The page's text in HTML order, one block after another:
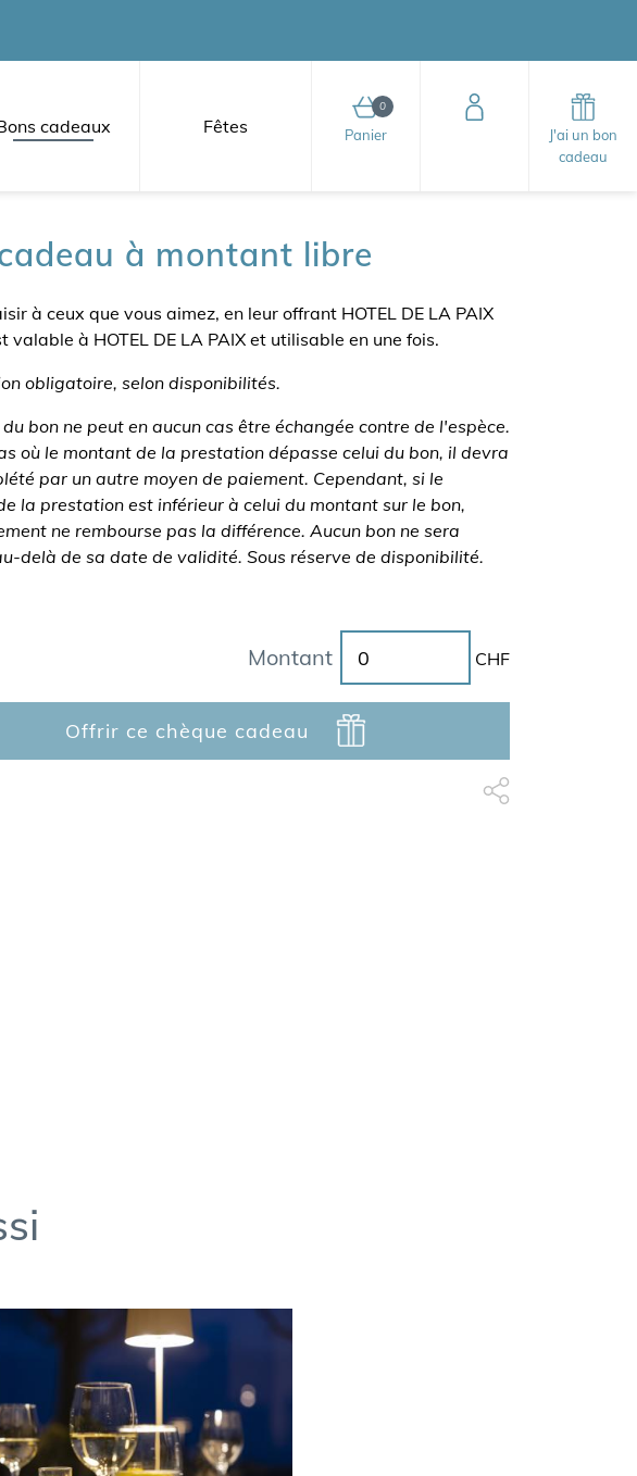
cadeaux Fêtes
0
Panier0 article au panier
J'ai un bon
cadeau
à montant libre
à ceux que vous aimez, en leur offrant HOTEL DE LA PAIX
valable à HOTEL DE LA PAIX et utilisable en une fois.
obligatoire, selon disponibilités.
bon ne peut en aucun cas être échangée contre de l'espèce.
où le montant de la prestation dépasse celui du bon, il devra
par un autre moyen de paiement. Cependant, si le
la prestation est inférieur à celui du montant sur le bon,
ne rembourse pas la différence. Aucun bon ne sera
delà de sa date de validité. Sous réserve de disponibilité.
Montant CHF
Offrir ce chèque cadeau